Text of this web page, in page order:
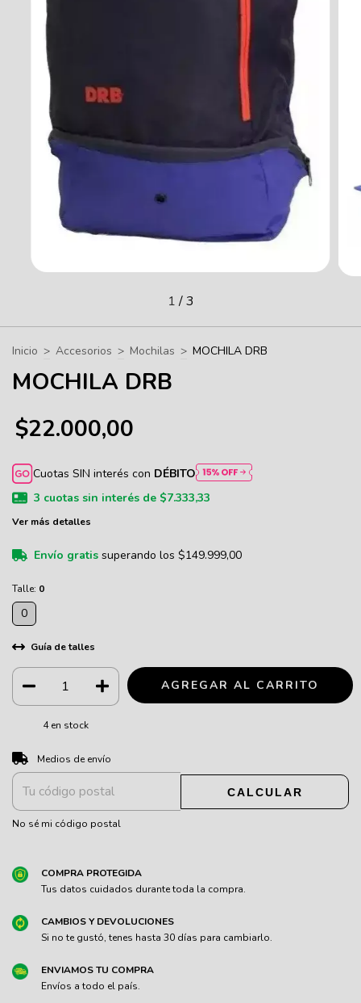
1/3
Inicio > Accesorios > Mochilas > MOCHILA DRB
MOCHILA DRB
$22.000,00
Cuotas SIN interés con DÉBITO
3 cuotas sin interés de $7.333,33
Ver más detalles
Envío gratis superando los $149.999,00
Talle: 0
0
Guía de talles
4en stock
Entregas para el CP:
Medios de envío
CALCULAR
No sé mi código postal
COMPRA PROTEGIDA
Tus datos cuidados durante toda la compra.
CAMBIOS Y DEVOLUCIONES
Si no te gustó, tenes hasta 30 días para cambiarlo.
ENVIAMOS TU COMPRA
Envíos a todo el país.